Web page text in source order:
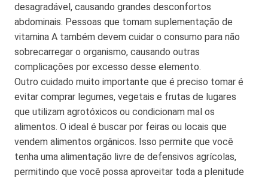
desagradável, causando grandes desconfortos
abdominais. Pessoas que tomam suplementação de
vitamina A também devem cuidar o consumo para não
sobrecarregar o organismo, causando outras
complicações por excesso desse elemento.
Outro cuidado muito importante que é preciso tomar é
evitar comprar legumes, vegetais e frutas de lugares
que utilizam agrotóxicos ou condicionam mal os
alimentos. O ideal é buscar por feiras ou locais que
vendem alimentos orgânicos. Isso permite que você
tenha uma alimentação livre de defensivos agrícolas,
permitindo que você possa aproveitar toda a plenitude